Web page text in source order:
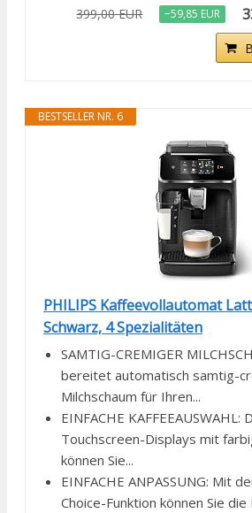
399,00 EUR −59,85 EUR
BESTSELLER NR. 6
PHILIPS Kaffeevollautomat
Schwarz, 4 Spezialitäten
SAMTIG-CREMIGER
bereitet automatisch samtig-
Milchschaum für Ihren...
EINFACHE
Touchscreen-Displays mit
können Sie...
EINFACHE ANPASSUNG: Mit
Choice-Funktion können Sie